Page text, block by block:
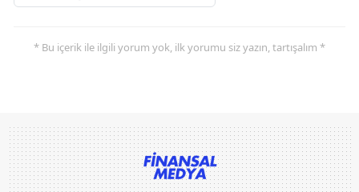
* Bu içerik ile ilgili yorum yok, ilk yorumu siz yazın, tartışalım *